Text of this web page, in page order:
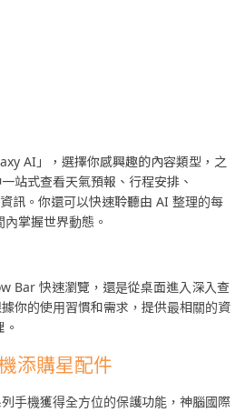
AI」，選擇你感興趣的內容類型，之
站式查看天氣預報、行程安排、
訊。你還可以快速聆聽由 AI 整理的每
掌握世界動態。
Bar 快速瀏覽，還是從桌面進入深入查
你的使用習慣和需求，提供最相關的資
添購星配件
手機獲得全方位的保護功能，神腦國際